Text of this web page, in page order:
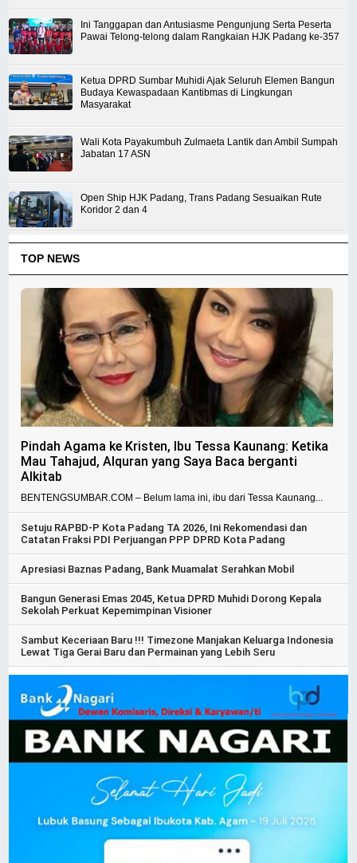
Ini Tanggapan dan Antusiasme Pengunjung Serta Peserta
Pawai Telong-telong dalam Rangkaian HJK Padang ke-357
Ketua DPRD Sumbar Muhidi Ajak Seluruh Elemen Bangun
Budaya Kewaspadaan Kantibmas di Lingkungan
Masyarakat
Wali Kota Payakumbuh Zulmaeta Lantik dan Ambil Sumpah
Jabatan 17 ASN
Open Ship HJK Padang, Trans Padang Sesuaikan Rute
Koridor 2 dan 4
TOP NEWS
Pindah Agama ke Kristen, Ibu Tessa Kaunang: Ketika
Mau Tahajud, Alquran yang Saya Baca berganti
Alkitab
BENTENGSUMBAR.COM – Belum lama ini, ibu dari Tessa Kaunang...
Setuju RAPBD-P Kota Padang TA 2026, Ini Rekomendasi dan
Catatan Fraksi PDI Perjuangan PPP DPRD Kota Padang
Apresiasi Baznas Padang, Bank Muamalat Serahkan Mobil
Bangun Generasi Emas 2045, Ketua DPRD Muhidi Dorong Kepala
Sekolah Perkuat Kepemimpinan Visioner
Sambut Keceriaan Baru !!! Timezone Manjakan Keluarga Indonesia
Lewat Tiga Gerai Baru dan Permainan yang Lebih Seru